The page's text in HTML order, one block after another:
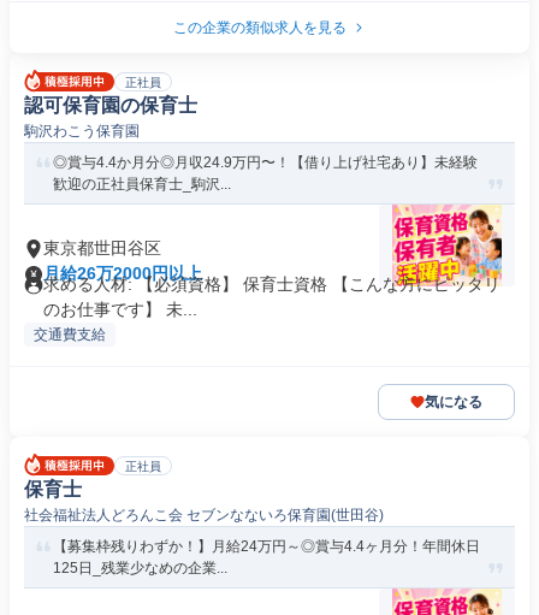
この企業の類似求人を見る
正社員
認可保育園の保育士
駒沢わこう保育園
◎賞与4.4か月分◎月収24.9万円〜！【借り上げ社宅あり】未経験
歓迎の正社員保育士_駒沢...
東京都世田谷区
月給26万2000円以上
求める人材: 【必須資格】 保育士資格 【こんな方にピッタリ
のお仕事です】 未...
交通費支給
気になる
正社員
保育士
社会福祉法人どろんこ会 セブンなないろ保育園(世田谷)
【募集枠残りわずか！】月給24万円～◎賞与4.4ヶ月分！年間休日
125日_残業少なめの企業...